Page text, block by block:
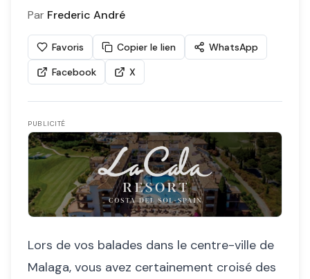
Par Frederic André
Favoris Copier le lien
WhatsApp
Facebook
X
PUBLICITÉ
Lors de vos balades dans le centre-ville de
Malaga, vous avez certainement croisé des